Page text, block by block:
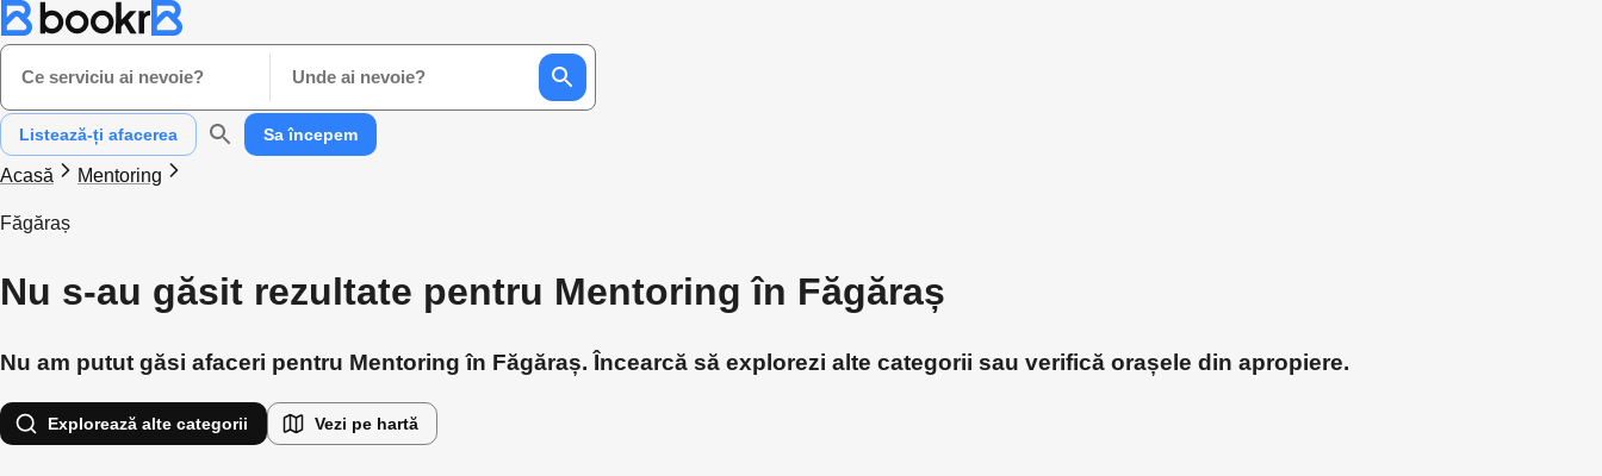
Ce serviciu ai nevoie? Unde ai nevoie?
Listează-ți afacerea Sa începem
Acasă Mentoring
Făgăraș
Nu s-au găsit rezultate pentru Mentoring în Făgăraș
Nu am putut găsi afaceri pentru Mentoring în Făgăraș. Încearcă să explorezi alte categorii sau verifică orașele din apropiere.
Explorează alte categorii Vezi pe hartă